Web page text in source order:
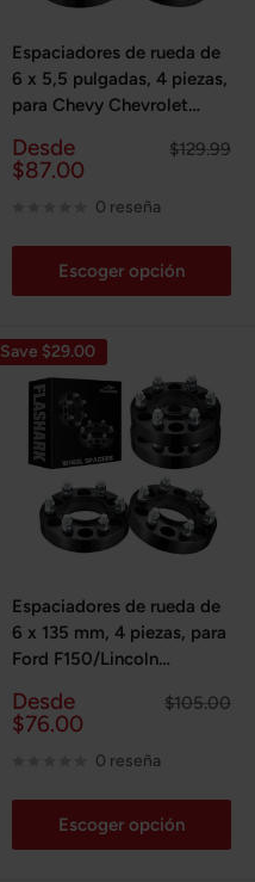
Espaciadores de rueda de
6 x 5,5 pulgadas, 4 piezas,
para Chevy Chevrolet
1500 2500 de 1988 a
2021
Precio
de
Desde
$87.00
Precio
$129.99
0 reseña
Escoger opción
Save $29.00
Espaciadores de rueda de
6 x 135 mm, 4 piezas, para
Ford F150/Lincoln
1,25/1,5/2 pulgadas
Precio
de
Desde
$76.00
Precio
$105.00
0 reseña
Escoger opción